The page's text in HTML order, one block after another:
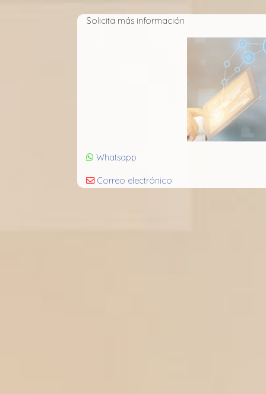
Solicita más información
Whatsapp
Correo electrónico